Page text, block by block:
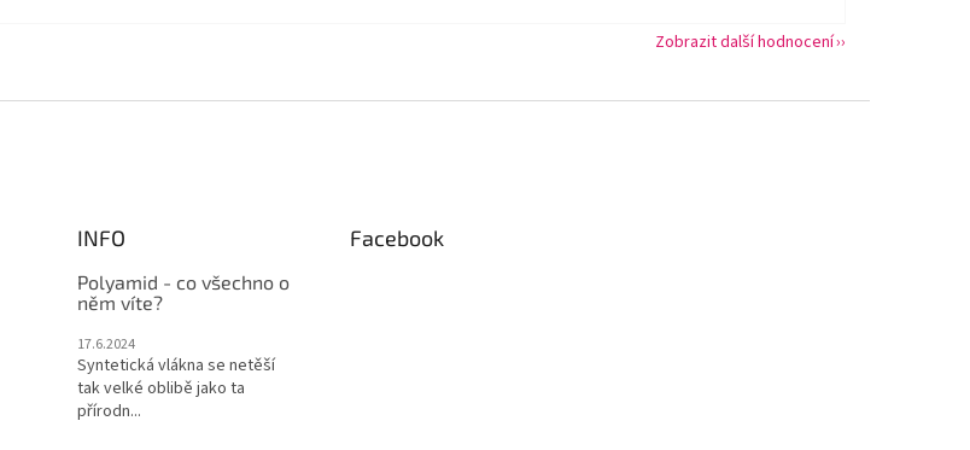
Zobrazit další hodnocení
INFO
Polyamid - co všechno o
něm víte?
17.6.2024
Syntetická vlákna se netěší
tak velké oblibě jako ta
přírodn...
Facebook